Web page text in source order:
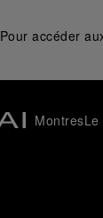
Pour accéder
Montres